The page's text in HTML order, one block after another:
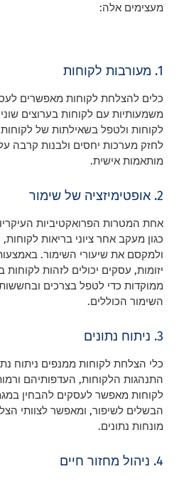
מעצימים אלה:
1. מעורבות לקוחות
כלים להצלחת לקוחות מאפשרים
משמעותיות עם לקוחות בערוצים
לקוחות ולטפל בשאילתות של לקוחות
לחזק מערכות יחסים ולבנות קרבה
מותאמות אישית.
2. אופטימיזציה של שימור
אחת המטרות הפרואקטיביות
כגון מעקב אחר ציוני בריאות
ולמקסם את שיעורי השימור.
יזומות, עסקים יכולים לזהות לקוחות
ממוקדות כדי לטפל בצרכים
השימור הכוללים.
3. ניתוח נתונים
כלי הצלחת לקוחות ממנפים ניתוח
התנהגות הלקוחות, העדפותיהם
לקוחות מאפשר לעסקים להבחין
הבשלים לשיפור, ומאפשר לצוותי
מונחות נתונים.
4. ניהול מחזור חיים